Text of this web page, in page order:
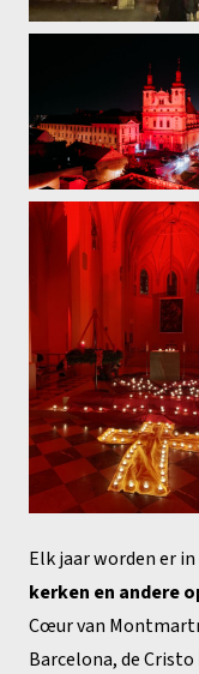
Elk jaar worden er
kerken en andere
Cœur van
Barcelona, de